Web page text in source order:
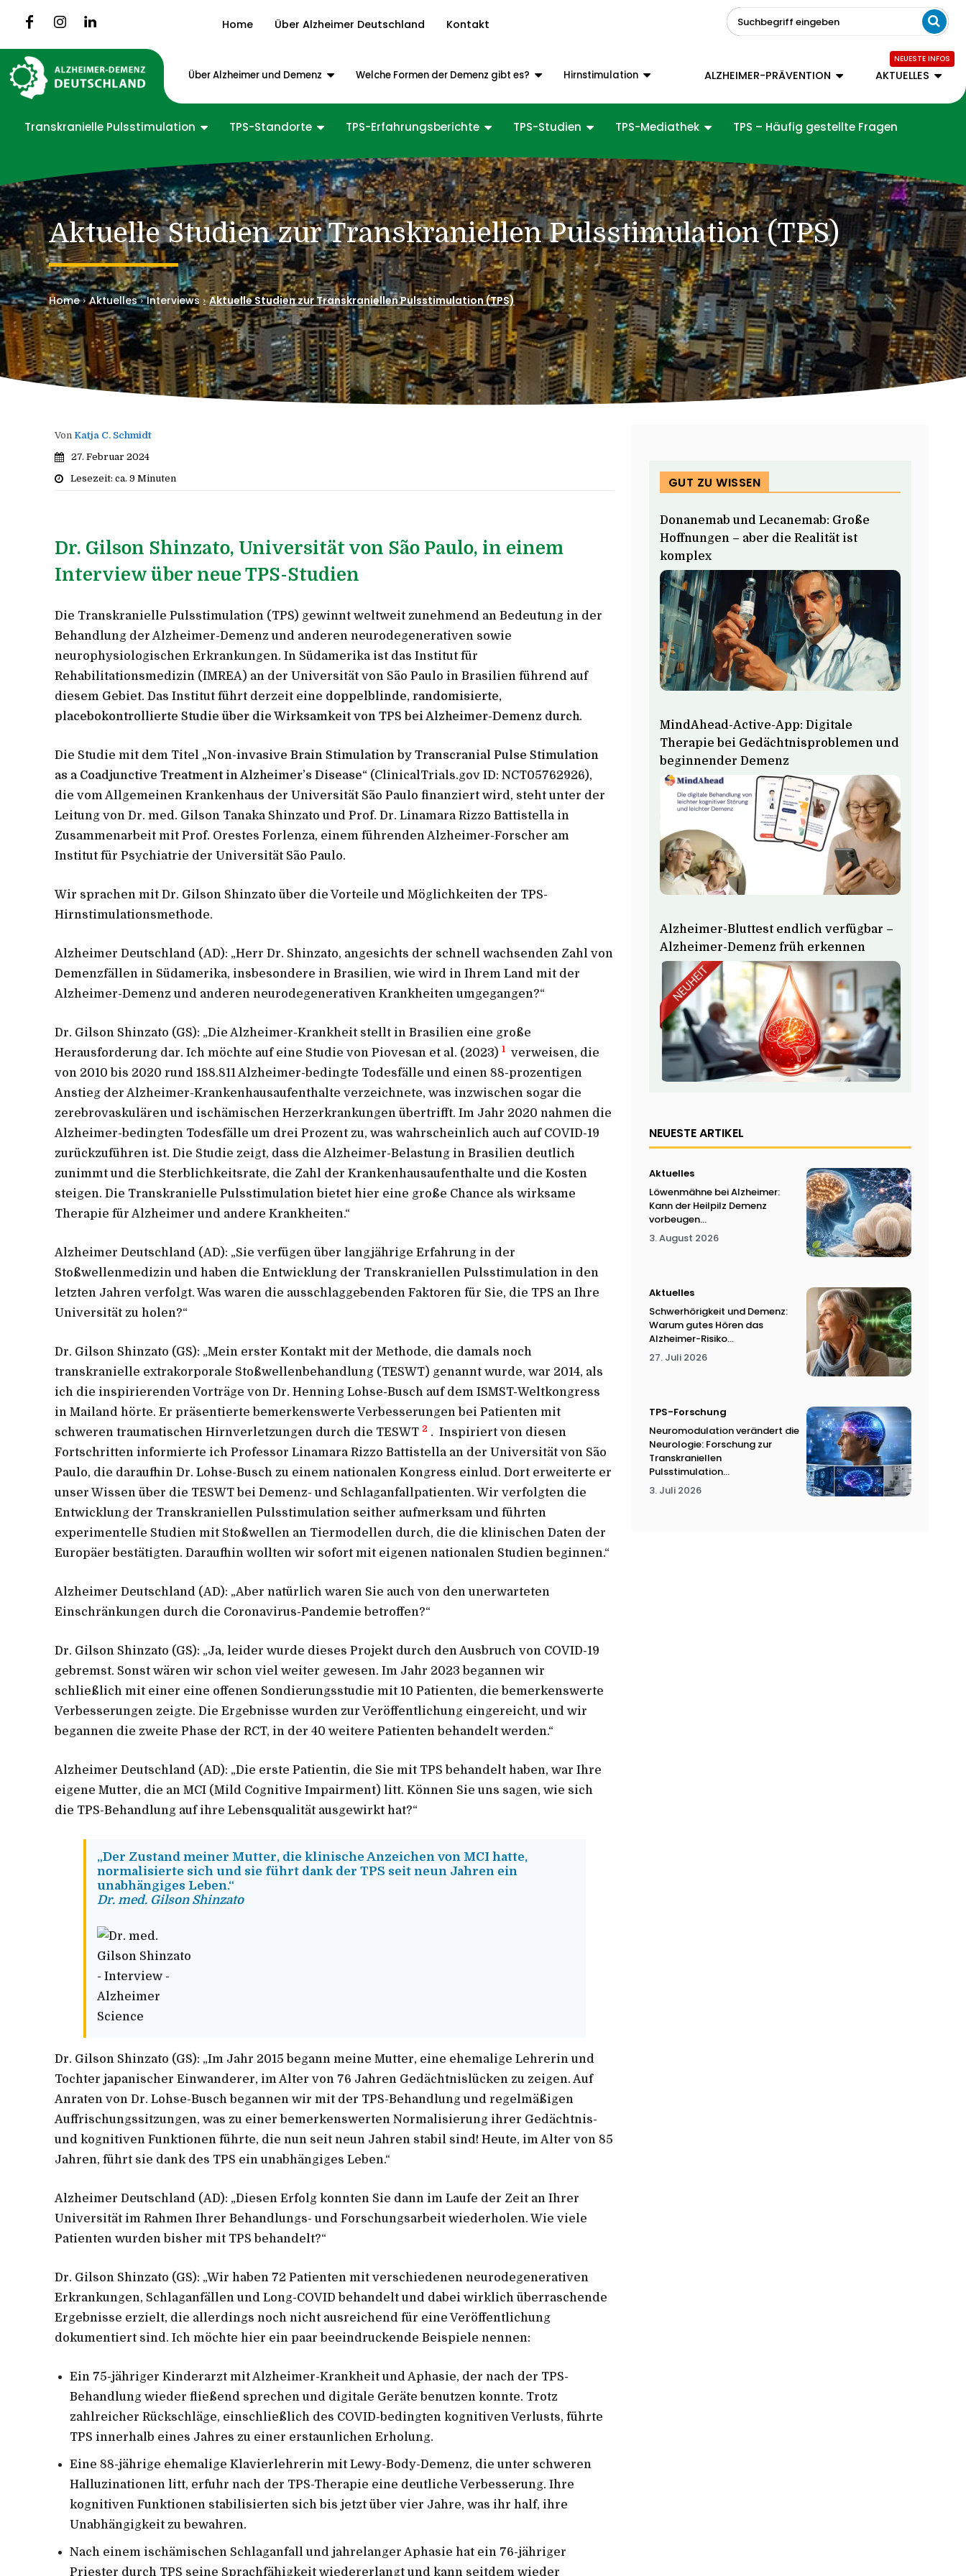
Home Über Alzheimer Deutschland Kontakt Suchbegriff eingeben
Über Alzheimer und Demenz Welche Formen der Demenz gibt es? Hirnstimulation ALZHEIMER-PRÄVENTION AKTUELLES
Transkranielle Pulsstimulation TPS-Standorte TPS-Erfahrungsberichte TPS-Studien TPS-Mediathek TPS – Häufig gestellte Fragen
Aktuelle Studien zur Transkraniellen Pulsstimulation (TPS)
Home Aktuelles Interviews Aktuelle Studien zur Transkraniellen Pulsstimulation (TPS)
Von Katja C. Schmidt
27. Februar 2024
Lesezeit: ca. 9 Minuten
Dr. Gilson Shinzato, Universität von São Paulo, in einem
Interview über neue TPS-Studien
Die Transkranielle Pulsstimulation (TPS) gewinnt weltweit zunehmend an Bedeutung in der
Behandlung der Alzheimer-Demenz und anderen neurodegenerativen sowie
neurophysiologischen Erkrankungen. In Südamerika ist das Institut für
Rehabilitationsmedizin (IMREA) an der Universität von São Paulo in Brasilien führend auf
diesem Gebiet. Das Institut führt derzeit eine doppelblinde, randomisierte,
placebokontrollierte Studie über die Wirksamkeit von TPS bei Alzheimer-Demenz durch.
Die Studie mit dem Titel „Non-invasive Brain Stimulation by Transcranial Pulse Stimulation
as a Coadjunctive Treatment in Alzheimer’s Disease“ (ClinicalTrials.gov ID: NCT05762926),
die vom Allgemeinen Krankenhaus der Universität São Paulo finanziert wird, steht unter der
Leitung von Dr. med. Gilson Tanaka Shinzato und Prof. Dr. Linamara Rizzo Battistella in
Zusammenarbeit mit Prof. Orestes Forlenza, einem führenden Alzheimer-Forscher am
Institut für Psychiatrie der Universität São Paulo.
Wir sprachen mit Dr. Gilson Shinzato über die Vorteile und Möglichkeiten der TPS-
Hirnstimulationsmethode.
Alzheimer Deutschland (AD): „Herr Dr. Shinzato, angesichts der schnell wachsenden Zahl von
Demenzfällen in Südamerika, insbesondere in Brasilien, wie wird in Ihrem Land mit der
Alzheimer-Demenz und anderen neurodegenerativen Krankheiten umgegangen?“
Dr. Gilson Shinzato (GS): „Die Alzheimer-Krankheit stellt in Brasilien eine große
Herausforderung dar. Ich möchte auf eine Studie von Piovesan et al. (2023) 1 verweisen, die
von 2010 bis 2020 rund 188.811 Alzheimer-bedingte Todesfälle und einen 88-prozentigen
Anstieg der Alzheimer-Krankenhausaufenthalte verzeichnete, was inzwischen sogar die
zerebrovaskulären und ischämischen Herzerkrankungen übertrifft. Im Jahr 2020 nahmen die
Alzheimer-bedingten Todesfälle um drei Prozent zu, was wahrscheinlich auch auf COVID-19
zurückzuführen ist. Die Studie zeigt, dass die Alzheimer-Belastung in Brasilien deutlich
zunimmt und die Sterblichkeitsrate, die Zahl der Krankenhausaufenthalte und die Kosten
steigen. Die Transkranielle Pulsstimulation bietet hier eine große Chance als wirksame
Therapie für Alzheimer und andere Krankheiten.“
Alzheimer Deutschland (AD): „Sie verfügen über langjährige Erfahrung in der
Stoßwellenmedizin und haben die Entwicklung der Transkraniellen Pulsstimulation in den
letzten Jahren verfolgt. Was waren die ausschlaggebenden Faktoren für Sie, die TPS an Ihre
Universität zu holen?“
Dr. Gilson Shinzato (GS): „Mein erster Kontakt mit der Methode, die damals noch
transkranielle extrakorporale Stoßwellenbehandlung (TESWT) genannt wurde, war 2014, als
ich die inspirierenden Vorträge von Dr. Henning Lohse-Busch auf dem ISMST-Weltkongress
in Mailand hörte. Er präsentierte bemerkenswerte Verbesserungen bei Patienten mit
schweren traumatischen Hirnverletzungen durch die TESWT 2 . Inspiriert von diesen
Fortschritten informierte ich Professor Linamara Rizzo Battistella an der Universität von São
Paulo, die daraufhin Dr. Lohse-Busch zu einem nationalen Kongress einlud. Dort erweiterte er
unser Wissen über die TESWT bei Demenz- und Schlaganfallpatienten. Wir verfolgten die
Entwicklung der Transkraniellen Pulsstimulation seither aufmerksam und führten
experimentelle Studien mit Stoßwellen an Tiermodellen durch, die die klinischen Daten der
Europäer bestätigten. Daraufhin wollten wir sofort mit eigenen nationalen Studien beginnen.“
Alzheimer Deutschland (AD): „Aber natürlich waren Sie auch von den unerwarteten
Einschränkungen durch die Coronavirus-Pandemie betroffen?“
Dr. Gilson Shinzato (GS): „Ja, leider wurde dieses Projekt durch den Ausbruch von COVID-19
gebremst. Sonst wären wir schon viel weiter gewesen. Im Jahr 2023 begannen wir
schließlich mit einer eine offenen Sondierungsstudie mit 10 Patienten, die bemerkenswerte
Verbesserungen zeigte. Die Ergebnisse wurden zur Veröffentlichung eingereicht, und wir
begannen die zweite Phase der RCT, in der 40 weitere Patienten behandelt werden.“
Alzheimer Deutschland (AD): „Die erste Patientin, die Sie mit TPS behandelt haben, war Ihre
eigene Mutter, die an MCI (Mild Cognitive Impairment) litt. Können Sie uns sagen, wie sich
die TPS-Behandlung auf ihre Lebensqualität ausgewirkt hat?“
„Der Zustand meiner Mutter, die klinische Anzeichen von MCI hatte,
normalisierte sich und sie führt dank der TPS seit neun Jahren ein
unabhängiges Leben.“
Dr. med. Gilson Shinzato
Dr. Gilson Shinzato (GS): „Im Jahr 2015 begann meine Mutter, eine ehemalige Lehrerin und
Tochter japanischer Einwanderer, im Alter von 76 Jahren Gedächtnislücken zu zeigen. Auf
Anraten von Dr. Lohse-Busch begannen wir mit der TPS-Behandlung und regelmäßigen
Auffrischungssitzungen, was zu einer bemerkenswerten Normalisierung ihrer Gedächtnis-
und kognitiven Funktionen führte, die nun seit neun Jahren stabil sind! Heute, im Alter von 85
Jahren, führt sie dank des TPS ein unabhängiges Leben.“
Alzheimer Deutschland (AD): „Diesen Erfolg konnten Sie dann im Laufe der Zeit an Ihrer
Universität im Rahmen Ihrer Behandlungs- und Forschungsarbeit wiederholen. Wie viele
Patienten wurden bisher mit TPS behandelt?“
Dr. Gilson Shinzato (GS): „Wir haben 72 Patienten mit verschiedenen neurodegenerativen
Erkrankungen, Schlaganfällen und Long-COVID behandelt und dabei wirklich überraschende
Ergebnisse erzielt, die allerdings noch nicht ausreichend für eine Veröffentlichung
dokumentiert sind. Ich möchte hier ein paar beeindruckende Beispiele nennen:
Ein 75-jähriger Kinderarzt mit Alzheimer-Krankheit und Aphasie, der nach der TPS-
Behandlung wieder fließend sprechen und digitale Geräte benutzen konnte. Trotz
zahlreicher Rückschläge, einschließlich des COVID-bedingten kognitiven Verlusts, führte
TPS innerhalb eines Jahres zu einer erstaunlichen Erholung.
Eine 88-jährige ehemalige Klavierlehrerin mit Lewy-Body-Demenz, die unter schweren
Halluzinationen litt, erfuhr nach der TPS-Therapie eine deutliche Verbesserung. Ihre
kognitiven Funktionen stabilisierten sich bis jetzt über vier Jahre, was ihr half, ihre
Unabhängigkeit zu bewahren.
Nach einem ischämischen Schlaganfall und jahrelanger Aphasie hat ein 76-jähriger
Priester durch TPS seine Sprachfähigkeit wiedererlangt und kann seitdem wieder
GUT ZU WISSEN
Donanemab und Lecanemab: Große
Hoffnungen – aber die Realität ist
komplex
MindAhead-Active-App: Digitale
Therapie bei Gedächtnisproblemen und
beginnender Demenz
Alzheimer-Bluttest endlich verfügbar –
Alzheimer-Demenz früh erkennen
NEUESTE ARTIKEL
Aktuelles
Löwenmähne bei Alzheimer:
Kann der Heilpilz Demenz
vorbeugen...
3. August 2026
Aktuelles
Schwerhörigkeit und Demenz:
Warum gutes Hören das
Alzheimer-Risiko...
27. Juli 2026
TPS-Forschung
Neuromodulation verändert die
Neurologie: Forschung zur
Transkraniellen
Pulsstimulation...
3. Juli 2026